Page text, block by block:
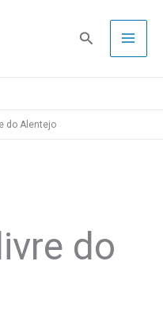
Pesquisa
do Alentejo
do